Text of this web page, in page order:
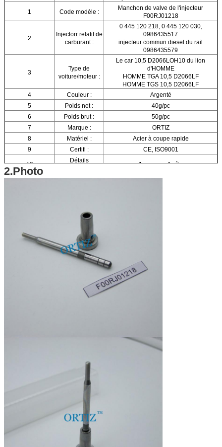
1 Code modèle :
Manchon de valve de l'injecteur
F00RJ01218
2
Injectorr relatif de
carburant :
0 445 120 218, 0 445 120 030,
0986435517
injecteur commun diesel du rail
0986435579
3
Type de
voiture/moteur :
Le car 10,5 D2066LOH10 du lion
d'HOMME
HOMME TGA 10,5 D2066LF
HOMME TGS 10,5 D2066LF
4
Couleur :
Argenté
5
Poids net :
40g/pc
6
Poids brut :
50g/pc
7
Marque :
ORTIZ
8
Matériel :
Acier à coupe rapide
9
Certifi : CE, ISO9001
10
Détails
1 morceau/boîte
11 Taille de boîte :
12,5 (cm) *2.5 (cm) *2.5 (cm)
2.Photo